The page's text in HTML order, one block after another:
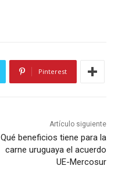
Pinterest
Artículo siguiente
Qué beneficios tiene para la
carne uruguaya el acuerdo
UE-Mercosur